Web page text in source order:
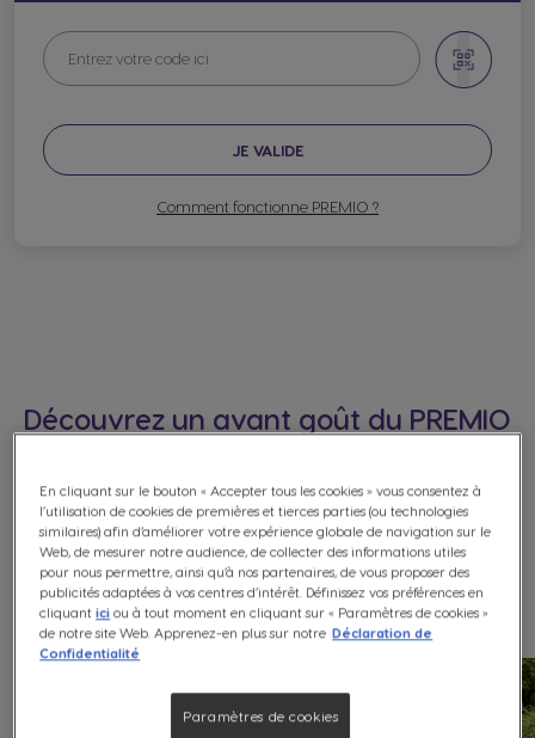
JE VALIDE
Comment fonctionne PREMIO ?
Découvrez un avant goût du PREMIO
Explorez notre catalogue et échangez vos points
contre de superbes cadeaux.
En cliquant sur le bouton « Accepter tous les cookies » vous consentez à
l’utilisation de cookies de premières et tierces parties (ou technologies
similaires) afin d’améliorer votre expérience globale de navigation sur le
Web, de mesurer notre audience, de collecter des informations utiles
pour nous permettre, ainsi qu’à nos partenaires, de vous proposer des
publicités adaptées à vos centres d’intérêt. Définissez vos préférences en
cliquantici ou à tout moment en cliquant sur « Paramètres de cookies »
de notre site Web. Apprenez-en plus sur notre Déclaration de
Confidentialité
Paramètres de cookies